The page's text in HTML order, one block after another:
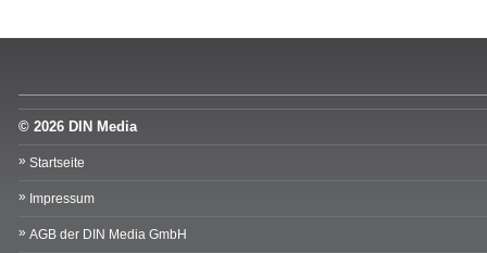
© 2026 DIN Media
Startseite
Impressum
AGB der DIN Media GmbH